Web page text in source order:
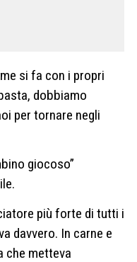
si fa con i propri
dobbiamo
per tornare negli
giocoso”
più forte di tutti i
davvero. In carne e
che metteva